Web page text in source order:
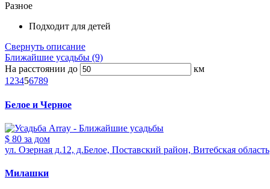
Разное
Подходит для детей
Свернуть описание
Ближайшие усадьбы (9)
На расстоянии до
км
1 23456789
Белое и Черное
$ 80 за дом
ул. Озерная д.12, д.Белое, Поставский район, Витебская область
Милашки